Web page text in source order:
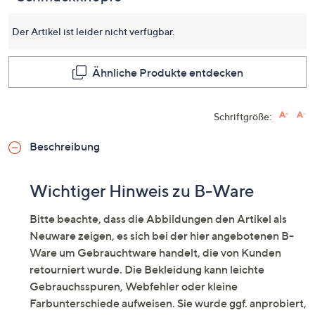
Der Artikel ist leider nicht verfügbar.
Ähnliche Produkte entdecken
Schriftgröße:
Beschreibung
Wichtiger Hinweis zu B-Ware
Bitte beachte, dass die Abbildungen den Artikel als
Neuware zeigen, es sich bei der hier angebotenen B-
Ware um Gebrauchtware handelt, die von Kunden
retourniert wurde. Die Bekleidung kann leichte
Gebrauchsspuren, Webfehler oder kleine
Farbunterschiede aufweisen. Sie wurde ggf. anprobiert,